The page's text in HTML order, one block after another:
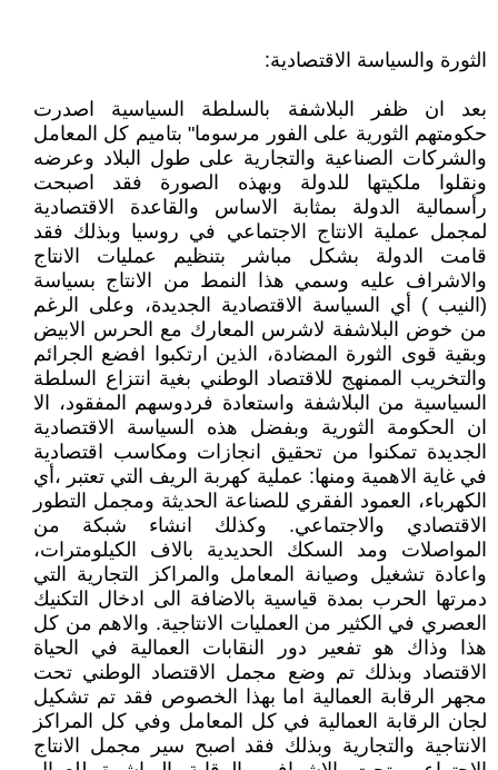
الثورة والسياسة الاقتصادية:
بعد ان ظفر البلاشفة بالسلطة السياسية اصدرت
حكومتهم الثورية على الفور مرسوما" بتاميم كل المعامل
والشركات الصناعية والتجارية على طول البلاد وعرضه
ونقلوا ملكيتها للدولة وبهذه الصورة فقد اصبحت
رأسمالية الدولة بمثابة الاساس والقاعدة الاقتصادية
لمجمل عملية الانتاج الاجتماعي في روسيا وبذلك فقد
قامت الدولة بشكل مباشر بتنظيم عمليات الانتاج
والاشراف عليه وسمي هذا النمط من الانتاج بسياسة
(النيب ) أي السياسة الاقتصادية الجديدة، وعلى الرغم
من خوض البلاشفة لاشرس المعارك مع الحرس الابيض
وبقية قوى الثورة المضادة، الذين ارتكبوا افضع الجرائم
والتخريب الممنهج للاقتصاد الوطني بغية انتزاع السلطة
السياسية من البلاشفة واستعادة فردوسهم المفقود، الا
ان الحكومة الثورية وبفضل هذه السياسة الاقتصادية
الجديدة تمكنوا من تحقيق انجازات ومكاسب اقتصادية
في غاية الاهمية ومنها: عملية كهربة الريف التي تعتبر ،أي
الكهرباء، العمود الفقري للصناعة الحديثة ومجمل التطور
الاقتصادي والاجتماعي. وكذلك انشاء شبكة من
المواصلات ومد السكك الحديدية بالاف الكيلومترات،
واعادة تشغيل وصيانة المعامل والمراكز التجارية التي
دمرتها الحرب بمدة قياسية بالاضافة الى ادخال التكنيك
العصري في الكثير من العمليات الانتاجية. والاهم من كل
هذا وذاك هو تفعير دور النقابات العمالية في الحياة
الاقتصاد وبذلك تم وضع مجمل الاقتصاد الوطني تحت
مجهر الرقابة العمالية اما بهذا الخصوص فقد تم تشكيل
لجان الرقابة العمالية في كل المعامل وفي كل المراكز
الانتاجية والتجارية وبذلك فقد اصبح سير مجمل الانتاج